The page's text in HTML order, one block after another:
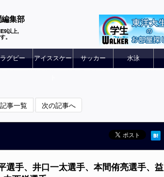
集部
以上,
。
ラグビー アイススケー サッカー 水泳
記事一覧 次の記事へ
選手、井口一太選手、本間侑亮選手、益